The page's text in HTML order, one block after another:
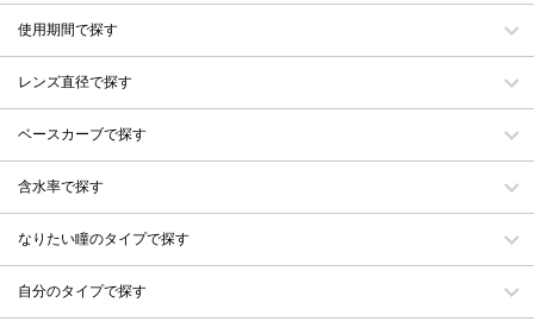
使用期間で探す
レンズ直径で探す
ベースカーブで探す
含水率で探す
なりたい瞳のタイプで探す
自分のタイプで探す